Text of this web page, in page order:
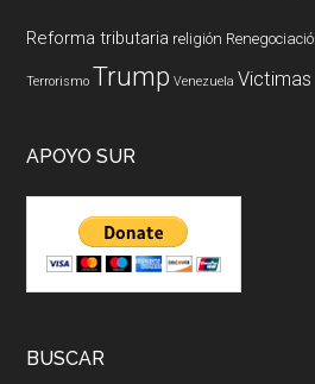
Reforma tributaria religión
Terrorismo Trump Venezuela Victimas
APOYO SUR
BUSCAR